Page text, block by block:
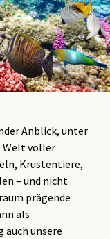
Welt voller
Krustentiere,
– und nicht
prägende
als
auch unsere